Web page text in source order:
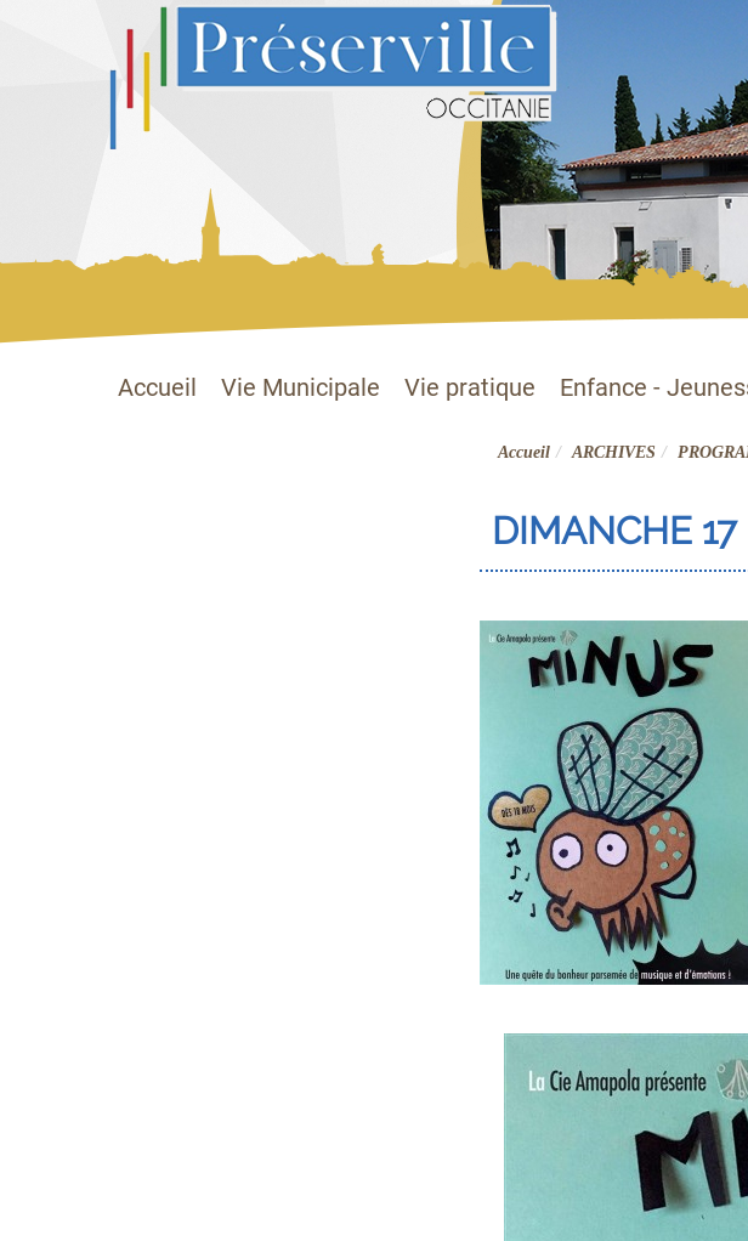
Site officiel
Accueil Vie Municipale Vie pratique Enfance -
Accueil ARCHIVES
DIMANCHE